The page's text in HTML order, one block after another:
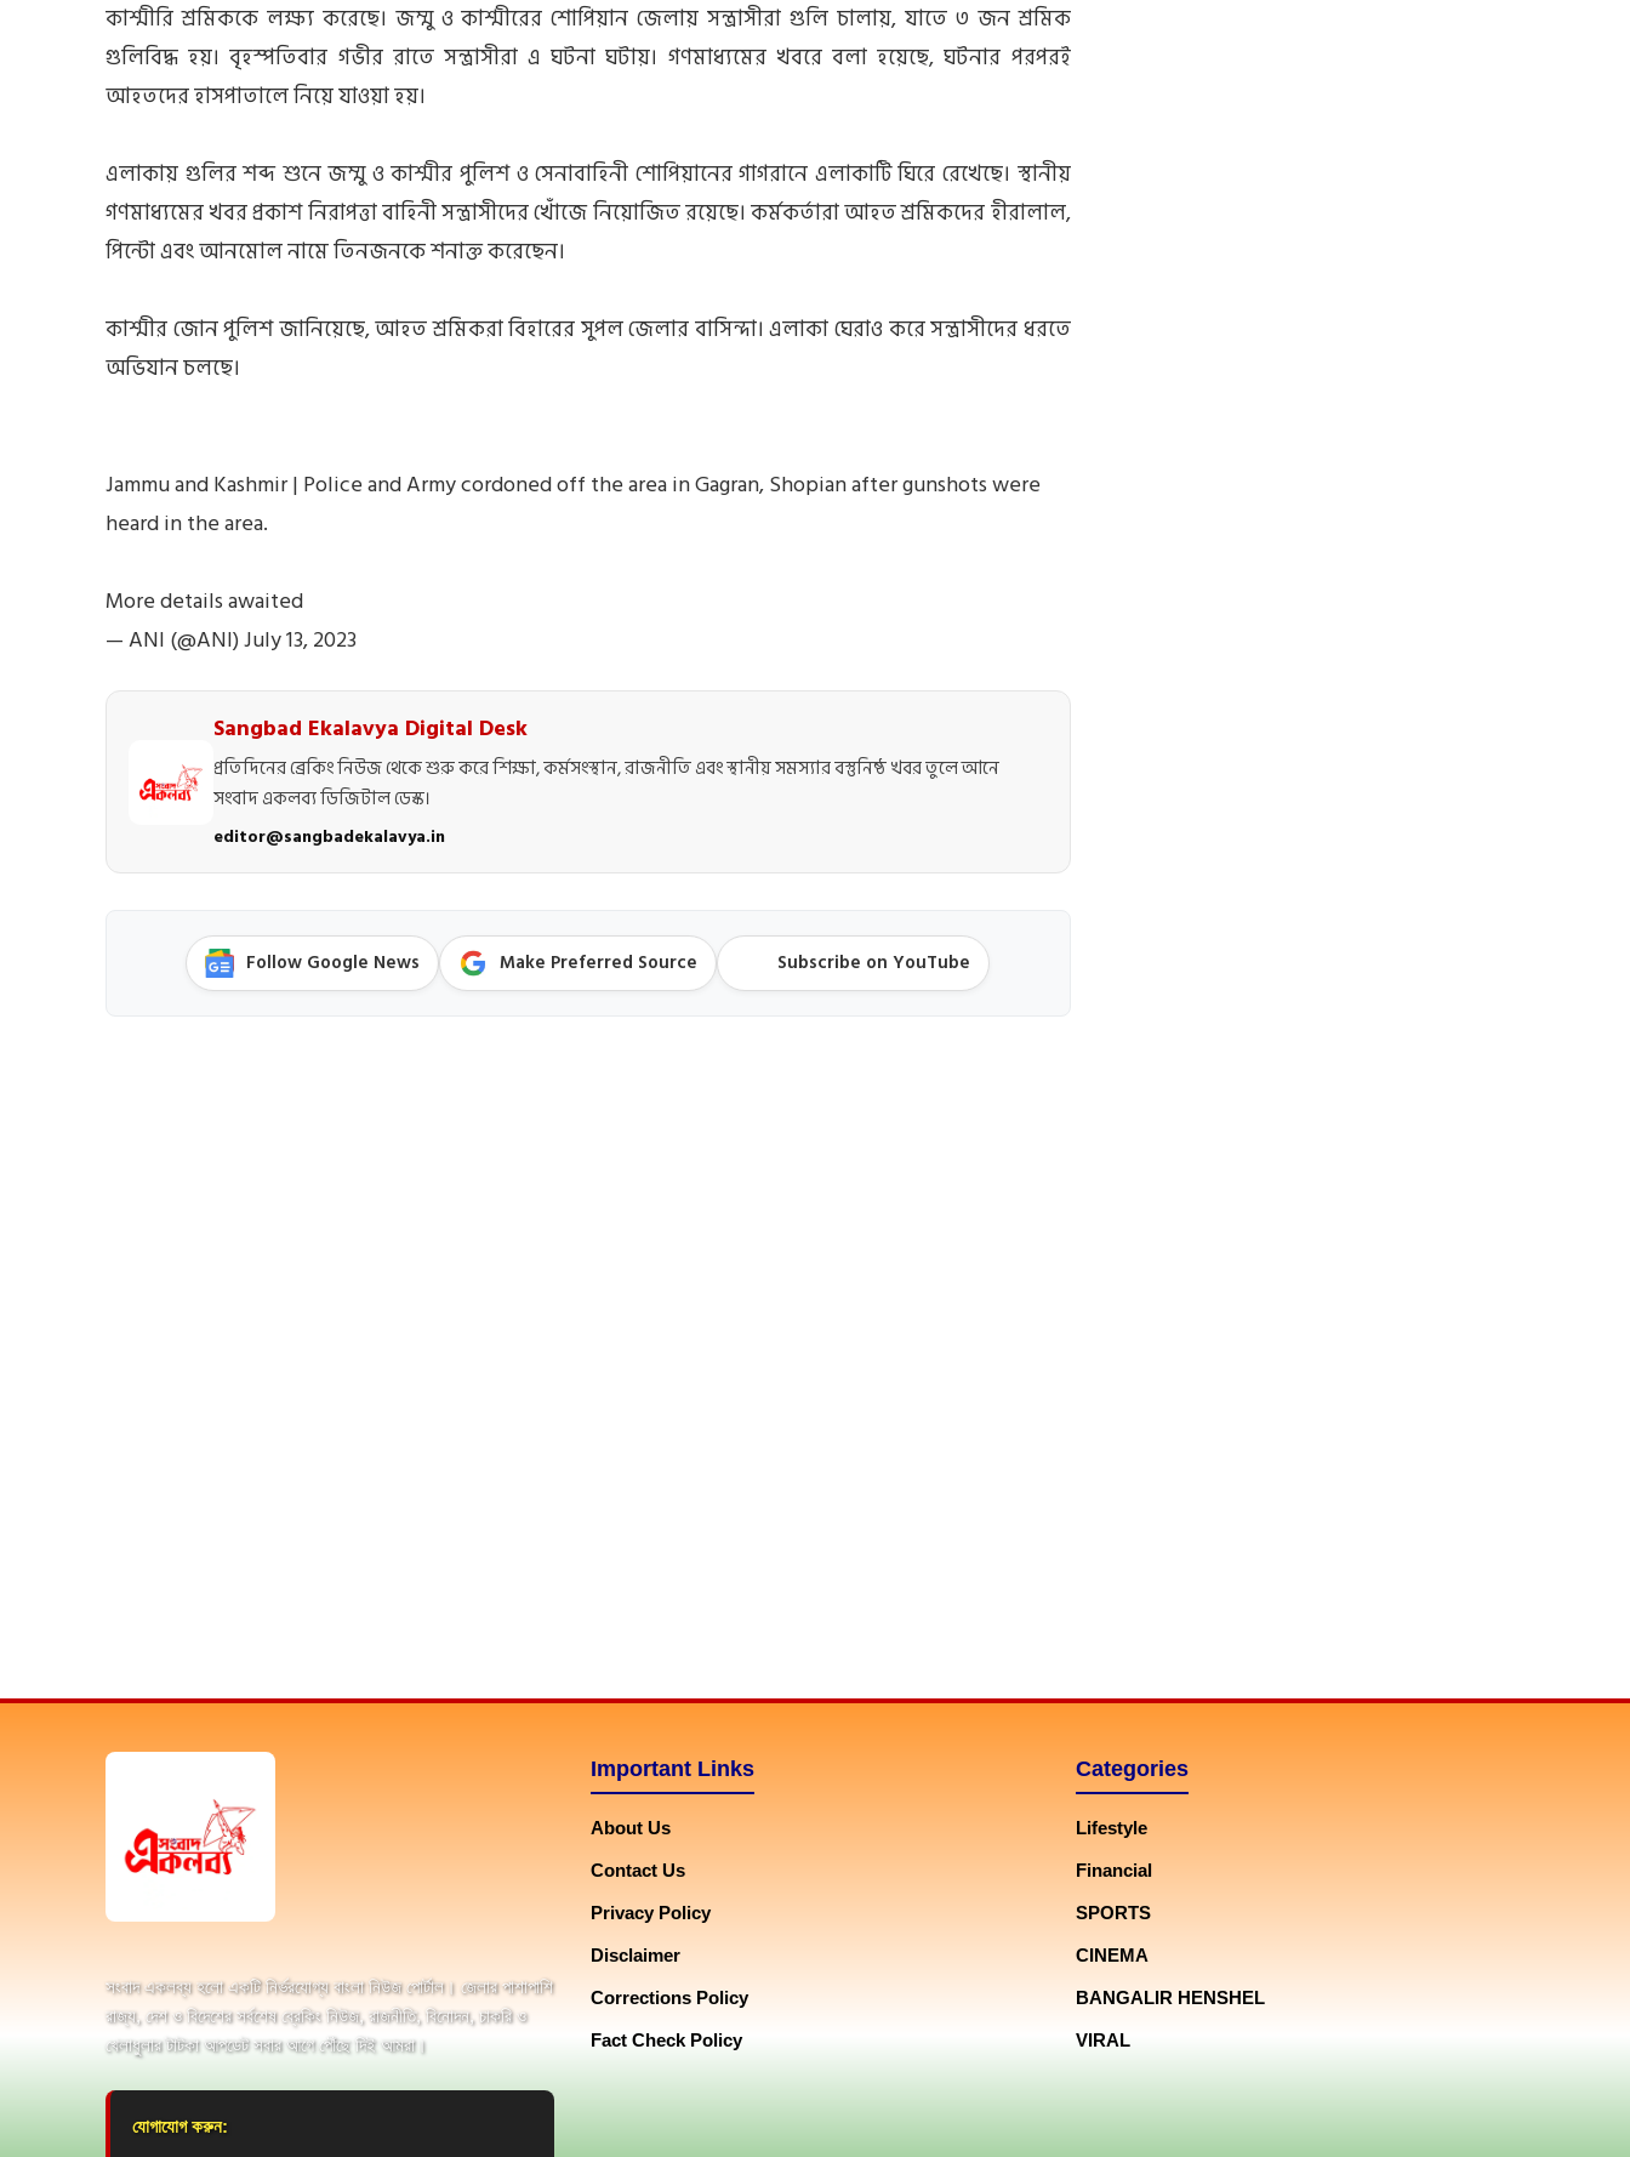
কাশ্মীরি শ্রমিককে লক্ষ্য করেছে। জম্মু ও কাশ্মীরের শোপিয়ান জেলায় সন্ত্রাসীরা গুলি চালায়, যাতে ৩ জন শ্রমিক
গুলিবিদ্ধ হয়। বৃহস্পতিবার গভীর রাতে সন্ত্রাসীরা এ ঘটনা ঘটায়। গণমাধ্যমের খবরে বলা হয়েছে, ঘটনার পরপরই
আহতদের হাসপাতালে নিয়ে যাওয়া হয়।
এলাকায় গুলির শব্দ শুনে জম্মু ও কাশ্মীর পুলিশ ও সেনাবাহিনী শোপিয়ানের গাগরানে এলাকাটি ঘিরে রেখেছে। স্থানীয়
গণমাধ্যমের খবর প্রকাশ নিরাপত্তা বাহিনী সন্ত্রাসীদের খোঁজে নিয়োজিত রয়েছে। কর্মকর্তারা আহত শ্রমিকদের হীরালাল,
পিন্টো এবং আনমোল নামে তিনজনকে শনাক্ত করেছেন।
কাশ্মীর জোন পুলিশ জানিয়েছে, আহত শ্রমিকরা বিহারের সুপল জেলার বাসিন্দা। এলাকা ঘেরাও করে সন্ত্রাসীদের ধরতে
অভিযান চলছে।
Jammu and Kashmir | Police and Army cordoned off the area in Gagran, Shopian after gunshots were
heard in the area.
More details awaited
— ANI (@ANI)July 13, 2023
Sangbad Ekalavya Digital Desk
প্রতিদিনের ব্রেকিং নিউজ থেকে শুরু করে শিক্ষা, কর্মসংস্থান, রাজনীতি এবং স্থানীয় সমস্যার বস্তুনিষ্ঠ খবর তুলে আনে
সংবাদ একলব্য ডিজিটাল ডেস্ক।
editor@sangbadekalavya.in
Follow Google News Make Preferred Source Subscribe on YouTube
সংবাদ একলব্য হলো একটি নির্ভরযোগ্য বাংলা নিউজ পোর্টাল। জেলার পাশাপাশি
রাজ্য, দেশ ও বিদেশের সর্বশেষ ব্রেকিং নিউজ, রাজনীতি, বিনোদন, চাকরি ও
খেলাধুলার টাটকা আপডেট সবার আগে পৌঁছে দিই আমরা।
যোগাযোগ করুন:
Important Links
About Us
Contact Us
Privacy Policy
Disclaimer
Corrections Policy
Fact Check Policy
Categories
Lifestyle
Financial
SPORTS
CINEMA
BANGALIR HENSHEL
VIRAL